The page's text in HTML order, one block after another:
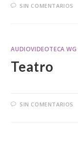
SIN COMENTARIOS
AUDIOVIDEOTECA WG
Teatro
SIN COMENTARIOS